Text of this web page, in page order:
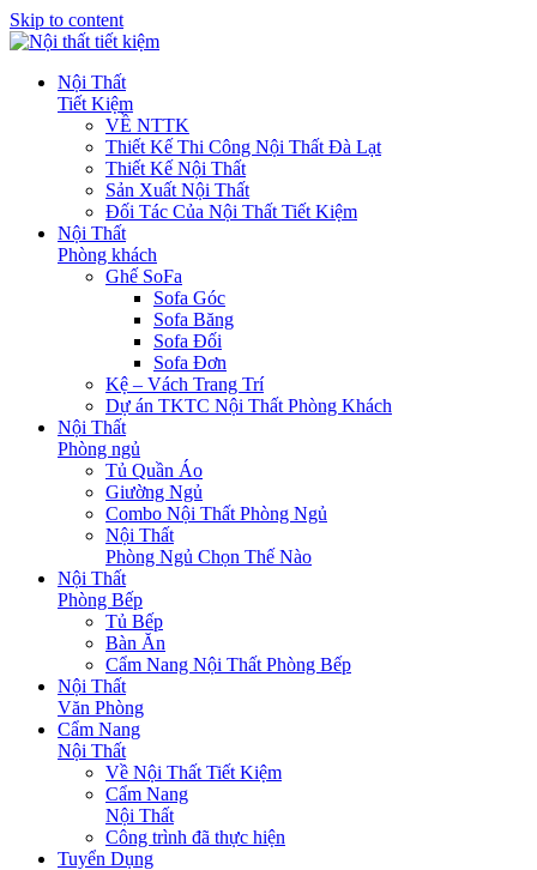
Skip to content
Nội Thất
Tiết Kiệm
VỀ NTTK
Thiết Kế Thi Công Nội Thất Đà Lạt
Thiết Kế Nội Thất
Sản Xuất Nội Thất
Đối Tác Của Nội Thất Tiết Kiệm
Nội Thất
Phòng khách
Ghế SoFa
Sofa Góc
Sofa Băng
Sofa Đối
Sofa Đơn
Kệ – Vách Trang Trí
Dự án TKTC Nội Thất Phòng Khách
Nội Thất
Phòng ngủ
Tủ Quần Áo
Giường Ngủ
Combo Nội Thất Phòng Ngủ
Nội Thất
Phòng Ngủ Chọn Thế Nào
Nội Thất
Phòng Bếp
Tủ Bếp
Bàn Ăn
Cẩm Nang Nội Thất Phòng Bếp
Nội Thất
Văn Phòng
Cẩm Nang
Nội Thất
Về Nội Thất Tiết Kiệm
Cẩm Nang
Nội Thất
Công trình đã thực hiện
Tuyển Dụng